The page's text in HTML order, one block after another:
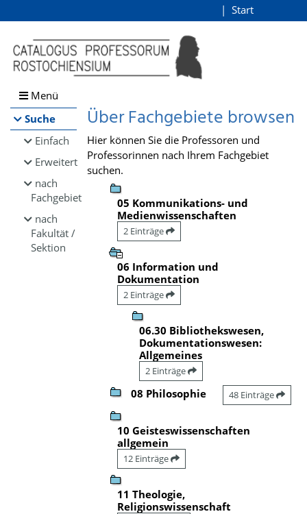
Browsen
direkt zum Inhalt
Start
Menü
Suche
Einfach
Erweitert
nach
Fachgebiet
nach
Fakultät /
Sektion
Über Fachgebiete browsen
Hier können Sie die Professoren und
Professorinnen nach Ihrem Fachgebiet
suchen.
05 Kommunikations- und
Medienwissenschaften
2 Einträge
06 Information und
Dokumentation
2 Einträge
06.30 Bibliothekswesen,
Dokumentationswesen:
Allgemeines
2 Einträge
08 Philosophie 48 Einträge
10 Geisteswissenschaften
allgemein
12 Einträge
11 Theologie,
Religionswissenschaft